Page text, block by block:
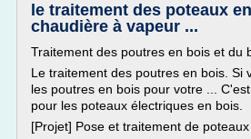
le traitement des poteaux en
chaudière à vapeur ...
Traitement des poutres en bois et du
Le traitement des poutres en bois. Si
les poutres en bois pour votre ...
pour les poteaux électriques en bois.
[Projet] Pose et traitement de poteaux